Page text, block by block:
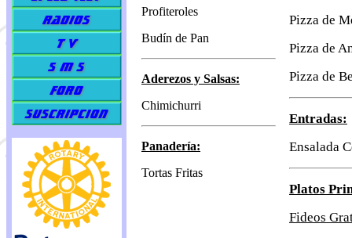
Profiteroles
Budín de Pan
Aderezos y Salsas:
Chimichurri
Panadería:
Tortas Fritas
Pizza de
Pizza de
Pizza de
Entradas:
Ensalada
Platos
Fideos